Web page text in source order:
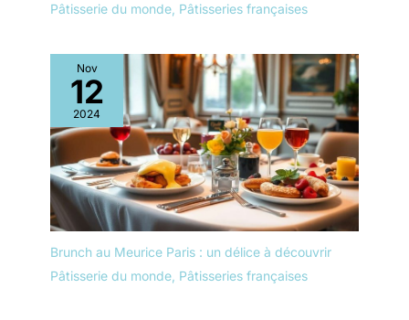
Pâtisserie du monde, Pâtisseries françaises
Nov
12
2024
Brunch au Meurice Paris : un délice à découvrir
Pâtisserie du monde Pâtisseries françaises